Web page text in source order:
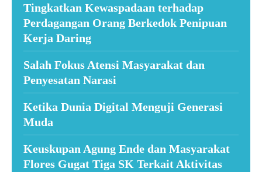
Tingkatkan Kewaspadaan terhadap
Perdagangan Orang Berkedok Penipuan
Kerja Daring
Salah Fokus Atensi Masyarakat dan
Penyesatan Narasi
Ketika Dunia Digital Menguji Generasi
Muda
Keuskupan Agung Ende dan Masyarakat
Flores Gugat Tiga SK Terkait Aktivitas